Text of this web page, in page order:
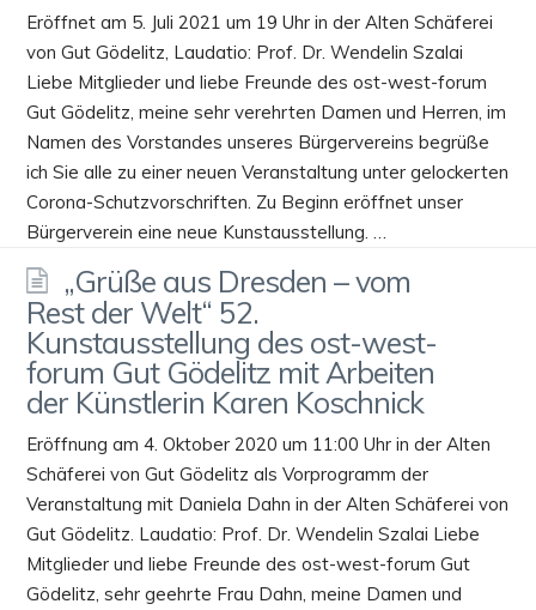
Eröffnet am 5. Juli 2021 um 19 Uhr in der Alten Schäferei
von Gut Gödelitz, Laudatio: Prof. Dr. Wendelin Szalai
Liebe Mitglieder und liebe Freunde des ost-west-forum
Gut Gödelitz, meine sehr verehrten Damen und Herren, im
Namen des Vorstandes unseres Bürgervereins begrüße
ich Sie alle zu einer neuen Veranstaltung unter gelockerten
Corona-Schutzvorschriften. Zu Beginn eröffnet unser
Bürgerverein eine neue Kunstausstellung. …
„Grüße aus Dresden – vom
Rest der Welt“ 52.
Kunstausstellung des ost-west-
forum Gut Gödelitz mit Arbeiten
der Künstlerin Karen Koschnick
Eröffnung am 4. Oktober 2020 um 11:00 Uhr in der Alten
Schäferei von Gut Gödelitz als Vorprogramm der
Veranstaltung mit Daniela Dahn in der Alten Schäferei von
Gut Gödelitz. Laudatio: Prof. Dr. Wendelin Szalai Liebe
Mitglieder und liebe Freunde des ost-west-forum Gut
Gödelitz, sehr geehrte Frau Dahn, meine Damen und